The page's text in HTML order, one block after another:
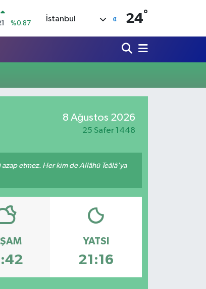
%0.87
%0.32
İstanbul 24°
8 Ağustos 2026
25 Safer 1448
azap etmez. Her kim de Allâhü Teâlâ'ya
YATSI
21:16